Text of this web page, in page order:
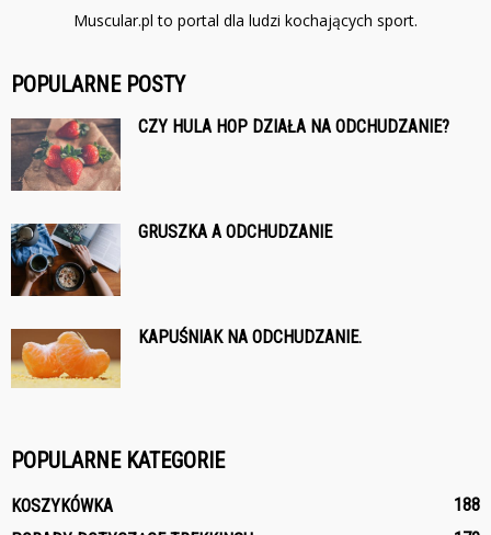
Muscular.pl to portal dla ludzi kochających sport.
POPULARNE POSTY
CZY HULA HOP DZIAŁA NA ODCHUDZANIE?
GRUSZKA A ODCHUDZANIE
KAPUŚNIAK NA ODCHUDZANIE.
POPULARNE KATEGORIE
KOSZYKÓWKA
188